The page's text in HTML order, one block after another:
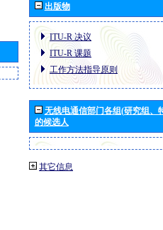
出版物
ITU-R 决议
ITU-R 课题
工作方法指导原则
无线电通信部门各组(研究组、
的候选人
其它信息